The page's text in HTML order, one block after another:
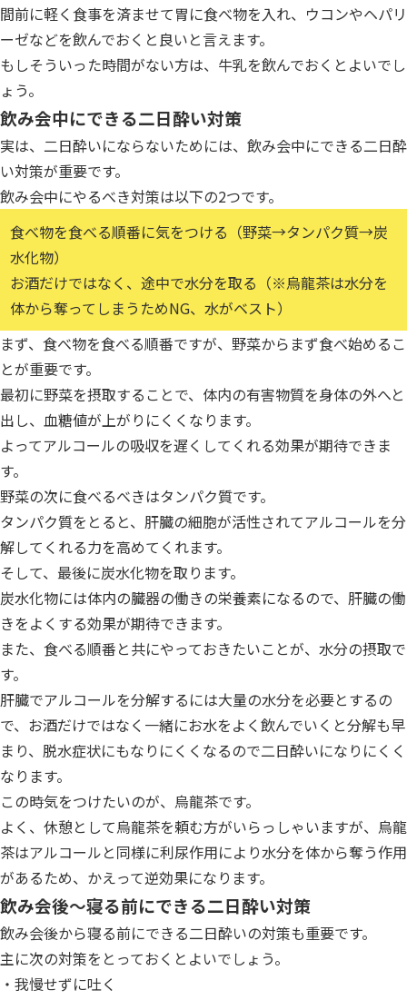
間前に軽く食事を済ませて胃に食べ物を入れ、ウコンやヘパリ
ーゼなどを飲んでおくと良いと言えます。
もしそういった時間がない方は、牛乳を飲んでおくとよいでし
ょう。
飲み会中にできる二日酔い対策
実は、二日酔いにならないためには、飲み会中にできる二日酔
い対策が重要です。
飲み会中にやるべき対策は以下の2つです。
食べ物を食べる順番に気をつける（野菜→タンパク質→炭
水化物）
お酒だけではなく、途中で水分を取る（※烏龍茶は水分を
体から奪ってしまうためNG、水がベスト）
まず、食べ物を食べる順番ですが、野菜からまず食べ始めるこ
とが重要です。
最初に野菜を摂取することで、体内の有害物質を身体の外へと
出し、血糖値が上がりにくくなります。
よってアルコールの吸収を遅くしてくれる効果が期待できま
す。
野菜の次に食べるべきはタンパク質です。
タンパク質をとると、肝臓の細胞が活性されてアルコールを分
解してくれる力を高めてくれます。
そして、最後に炭水化物を取ります。
炭水化物には体内の臓器の働きの栄養素になるので、肝臓の働
きをよくする効果が期待できます。
また、食べる順番と共にやっておきたいことが、水分の摂取で
す。
肝臓でアルコールを分解するには大量の水分を必要とするの
で、お酒だけではなく一緒にお水をよく飲んでいくと分解も早
まり、脱水症状にもなりにくくなるので二日酔いになりにくく
なります。
この時気をつけたいのが、烏龍茶です。
よく、休憩として烏龍茶を頼む方がいらっしゃいますが、烏龍
茶はアルコールと同様に利尿作用により水分を体から奪う作用
があるため、かえって逆効果になります。
飲み会後〜寝る前にできる二日酔い対策
飲み会後から寝る前にできる二日酔いの対策も重要です。
主に次の対策をとっておくとよいでしょう。
・我慢せずに吐く